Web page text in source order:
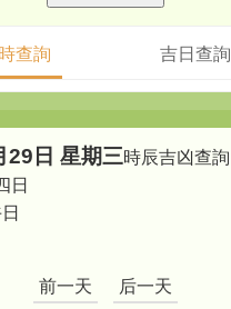
查詢 吉日查詢
29日 星期三時辰吉凶查詢
日
前一天 后一天